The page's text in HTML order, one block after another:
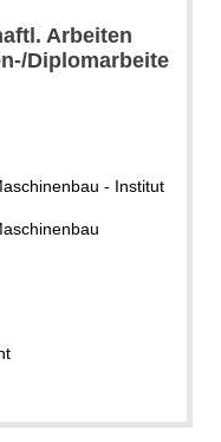
Arbeiten
Diplomarbeite
- Institut